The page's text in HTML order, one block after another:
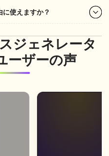
使えますか？
ジェネレータ
ーザーの声